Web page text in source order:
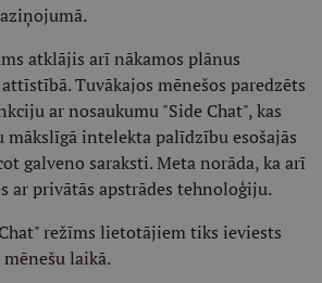
atklājis arī nākamos plānus
Tuvākajos mēnešos paredzēts
ar nosaukumu "Side Chat", kas
mākslīgā intelekta palīdzību esošajās
galveno saraksti. Meta norāda, ka arī
ar privātās apstrādes tehnoloģiju.
režīms lietotājiem tiks ieviests
laikā.